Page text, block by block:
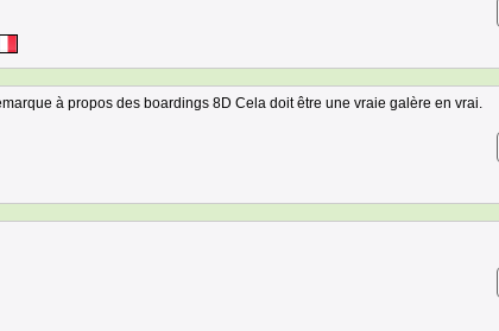
à propos des boardings 8D Cela doit être une vraie galère en vrai.